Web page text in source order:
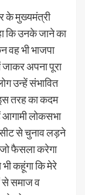
के मुख्यमंत्री
कि उनके जाने का
वह भी भाजपा
जाकर अपना पूरा
उन्हें संभावित
तरह का कदम
आगामी लोकसभा
सीट से चुनाव लड़ने
फैसला करेगा
कहूंगा कि मेरे
से समाज व